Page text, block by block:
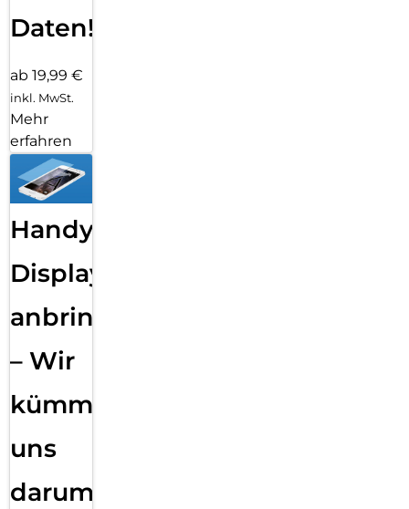
Daten!
ab 19,99 €
inkl. MwSt.
Mehr
erfahren
Handy
Displayfolie
anbringen
– Wir
kümmern
uns
darum!